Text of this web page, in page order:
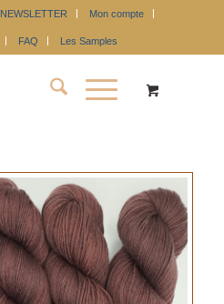
NEWSLETTER Mon compte
FAQ Les Samples